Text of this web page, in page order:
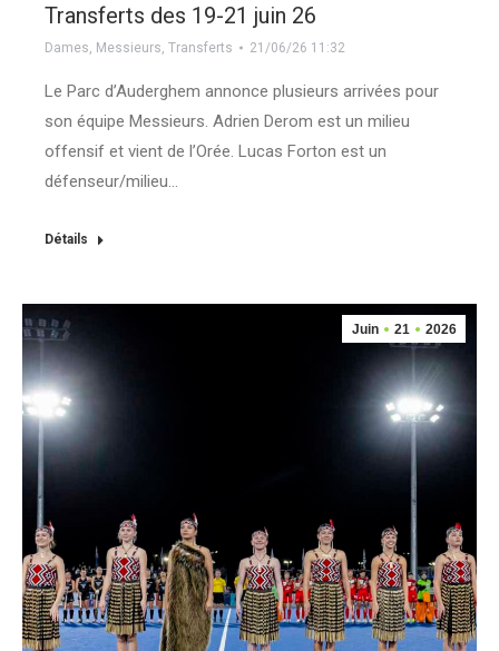
Transferts des 19-21 juin 26
Dames, Messieurs, Transferts 21/06/26 11:32
Le Parc d’Auderghem annonce plusieurs arrivées pour
son équipe Messieurs. Adrien Derom est un milieu
offensif et vient de l’Orée. Lucas Forton est un
défenseur/milieu…
Détails
Juin 21 2026